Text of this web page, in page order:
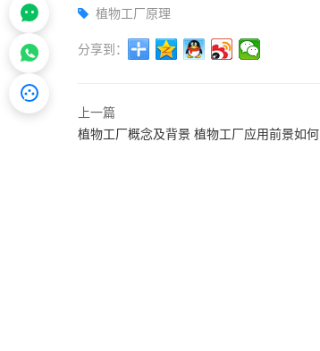
植物工厂原理
分享到：
上一篇
植物工厂概念及背景 植物工厂应用前景如何